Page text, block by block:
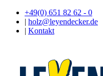
+49(0) 651 82 62 - 0
| holz@leyendecker.de
| Kontakt